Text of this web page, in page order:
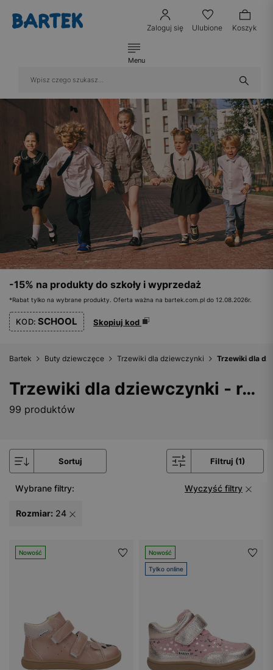
Zaloguj się Ulubione Koszyk
Menu
-15% na produkty do szkoły i wyprzedaż
*Rabat tylko na wybrane produkty. Oferta ważna na bartek.com.pl do 12.08.2026r.
KOD: SCHOOL Skopiuj kod
Bartek Buty dziewczęce Trzewiki dla dziewczynki Trzewiki dla
Trzewiki dla dziewczynki - rozmiar 24
99 produktów
Sortuj Filtruj (1)
Wybrane filtry: Wyczyść filtry
Rozmiar: 24
Nowość Nowość
Tylko online